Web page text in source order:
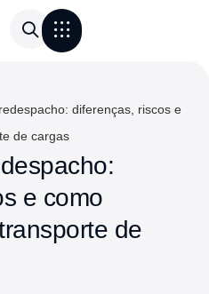
diferenças, riscos e
de cargas
e como
de